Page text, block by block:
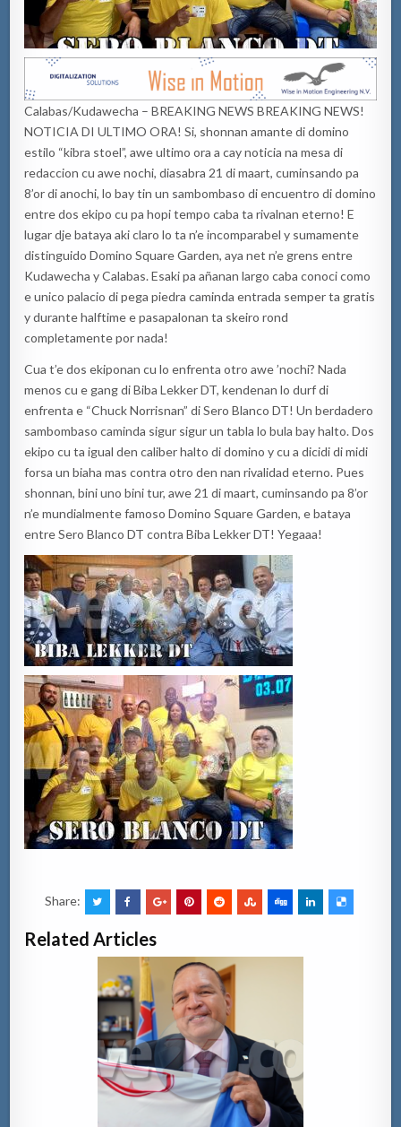
Calabas/Kudawecha – BREAKING NEWS BREAKING NEWS!
NOTICIA DI ULTIMO ORA! Si, shonnan amante di domino
estilo “kibra stoel”, awe ultimo ora a cay noticia na mesa di
redaccion cu awe nochi, diasabra 21 di maart, cuminsando pa
8’or di anochi, lo bay tin un sambombaso di encuentro di domino
entre dos ekipo cu pa hopi tempo caba ta rivalnan eterno! E
lugar dje bataya aki claro lo ta n’e incomparabel y sumamente
distinguido Domino Square Garden, aya net n’e grens entre
Kudawecha y Calabas. Esaki pa añanan largo caba conoci como
e unico palacio di pega piedra caminda entrada semper ta gratis
y durante halftime e pasapalonan ta skeiro rond
completamente por nada!
Cua t’e dos ekiponan cu lo enfrenta otro awe ’nochi? Nada
menos cu e gang di Biba Lekker DT, kendenan lo durf di
enfrenta e “Chuck Norrisnan” di Sero Blanco DT! Un berdadero
sambombaso caminda sigur sigur un tabla lo bula bay halto. Dos
ekipo cu ta igual den caliber halto di domino y cu a dicidi di midi
forsa un biaha mas contra otro den nan rivalidad eterno. Pues
shonnan, bini uno bini tur, awe 21 di maart, cuminsando pa 8’or
n’e mundialmente famoso Domino Square Garden, e bataya
entre Sero Blanco DT contra Biba Lekker DT! Yegaaa!
Share:
Related Articles